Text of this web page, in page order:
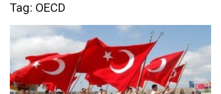
Tag: OECD